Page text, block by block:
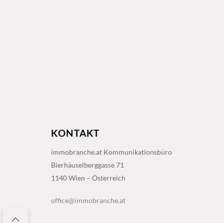
KONTAKT
immobranche.at Kommunikationsbüro
Bierhäuselberggasse 71
1140 Wien – Österreich
office@immobranche.at